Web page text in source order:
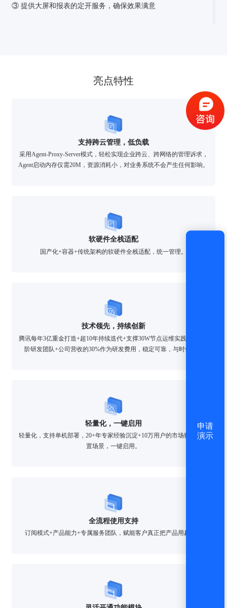
③ 提供大屏和报表的定开服务，确保效果满意
亮点特性
支持跨云管理，低负载
采用Agent-Proxy-Server模式，轻松实现企业跨云、跨网络的管理诉求，
Agent启动内存仅需20M，资源消耗小，对业务系统不会产生任何影响。
软硬件全栈适配
国产化+容器+传统架构的软硬件全栈适配，统一管理。
技术领先，持续创新
腾讯每年3亿重金打造+超10年持续迭代+支撑30W节点运维实践+300+高
阶研发团队+公司营收的30%作为研发费用，稳定可靠，与时俱进。
轻量化，一键启用
轻量化，支持单机部署，20+年专家经验沉淀+10万用户的市场验证，内
置场景，一键启用。
全流程使用支持
订阅模式+产品能力+专属服务团队，赋能客户真正把产品用起来。
获取验证码
登录
申请
演示